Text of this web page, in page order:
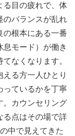
る目の疲れで、体
のバランスが乱れ
の根本にある一番
モード）が働き
なくなります。
る方一人ひとり
っているかを丁寧
。カウンセリング
る点はその場で詳
中で見えてきた